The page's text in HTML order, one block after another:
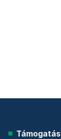
Támogatás